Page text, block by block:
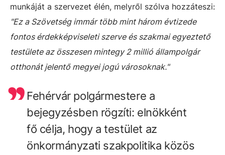
munkáját a szervezet élén, melyről szólva hozzáteszi:
"Ez a Szövetség immár több mint három évtizede
fontos érdekképviseleti szerve és szakmai egyeztető
testülete az összesen mintegy 2 millió állampolgár
otthonát jelentő megyei jogú városoknak."
Fehérvár polgármestere a
bejegyzésben rögzíti: elnökként
fő célja, hogy a testület az
önkormányzati szakpolitika közös